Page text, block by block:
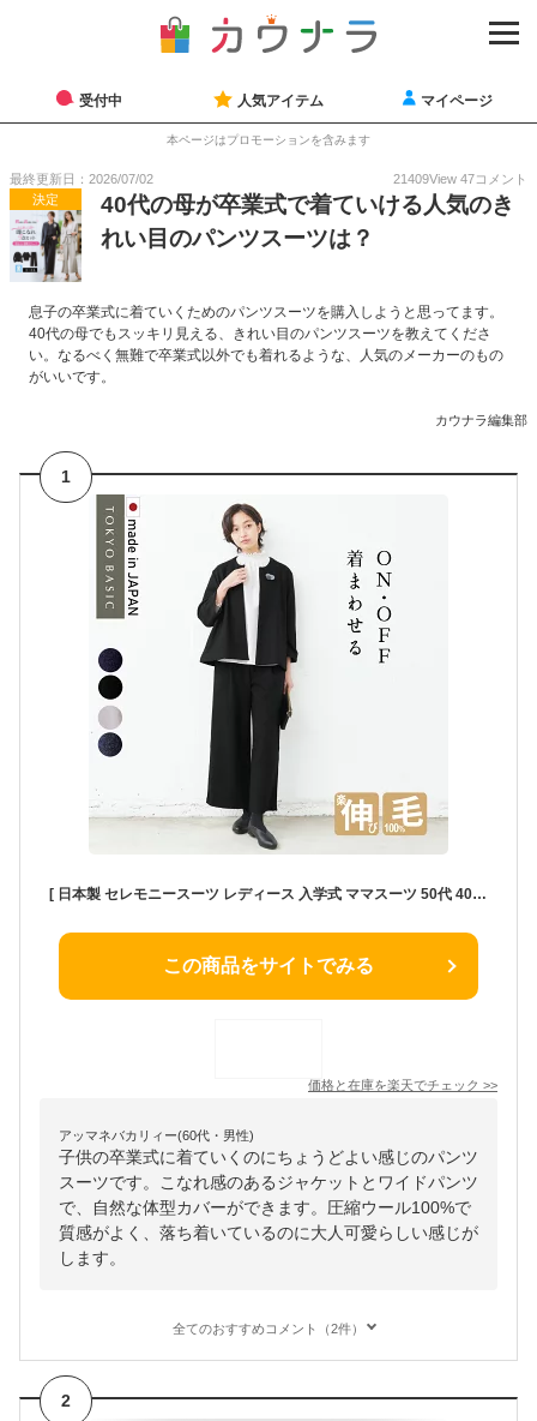
受付中 人気アイテム マイページ
本ページはプロモーションを含みます
最終更新日：2026/07/02 21409View 47コメント
決定
40代の母が卒業式で着ていける人気のき
れい目のパンツスーツは？
息子の卒業式に着ていくためのパンツスーツを購入しようと思ってます。
40代の母でもスッキリ見える、きれい目のパンツスーツを教えてくださ
い。なるべく無難で卒業式以外でも着れるような、人気のメーカーのもの
がいいです。
カウナラ編集部
1
[ 日本製 セレモニースーツ レディース 入学式 ママスーツ 50代 40代 ] 圧縮ウール100% こなれジャケット + ワイドパンツ 2点セット / 卒業式 パンツスーツ セットアップ フォーマル 母親 服装 おしゃれ パンツ 50代母 体型カバー
この商品をサイトでみる
価格と在庫を楽天でチェック >>
アッマネバカリィー(60代・男性)
子供の卒業式に着ていくのにちょうどよい感じのパンツ
スーツです。こなれ感のあるジャケットとワイドパンツ
で、自然な体型カバーができます。圧縮ウール100%で
質感がよく、落ち着いているのに大人可愛らしい感じが
します。
全てのおすすめコメント（2件）
2